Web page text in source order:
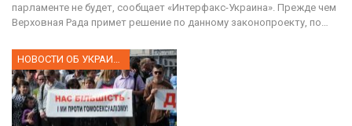
парламенте не будет, сообщает «Интерфакс-Украина». Прежде чем
Верховная Рада примет решение по данному законопроекту, по…
НОВОСТИ ОБ УКРАИНЕ